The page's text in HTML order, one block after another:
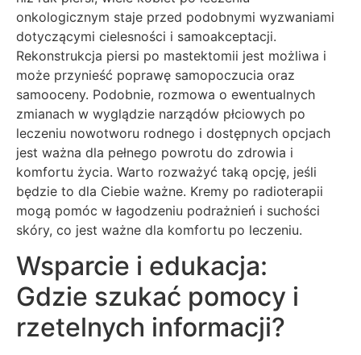
onkologicznym staje przed podobnymi wyzwaniami
dotyczącymi cielesności i samoakceptacji.
Rekonstrukcja piersi po mastektomii jest możliwa i
może przynieść poprawę samopoczucia oraz
samooceny. Podobnie, rozmowa o ewentualnych
zmianach w wyglądzie narządów płciowych po
leczeniu nowotworu rodnego i dostępnych opcjach
jest ważna dla pełnego powrotu do zdrowia i
komfortu życia. Warto rozważyć taką opcję, jeśli
będzie to dla Ciebie ważne. Kremy po radioterapii
mogą pomóc w łagodzeniu podrażnień i suchości
skóry, co jest ważne dla komfortu po leczeniu.
Wsparcie i edukacja:
Gdzie szukać pomocy i
rzetelnych informacji?